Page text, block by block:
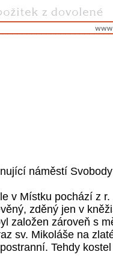
náměstí
v Místku pochází z
zděný jen v
založen zároveň s
sv. Mikoláše na
Tehdy